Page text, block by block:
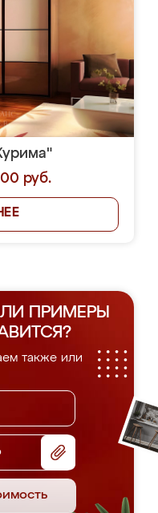
руб.
ПРИМЕРЫ
также или